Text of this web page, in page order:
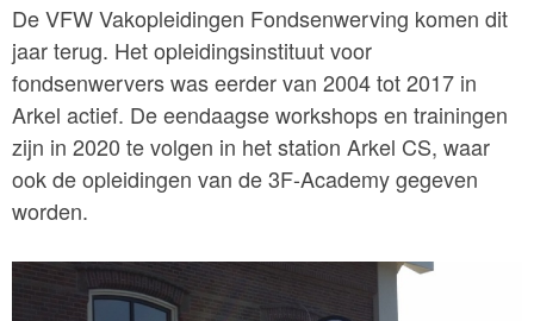
De VFW Vakopleidingen Fondsenwerving komen dit
jaar terug. Het opleidingsinstituut voor
fondsenwervers was eerder van 2004 tot 2017 in
Arkel actief. De eendaagse workshops en trainingen
zijn in 2020 te volgen in het station Arkel CS, waar
ook de opleidingen van de 3F-Academy gegeven
worden.